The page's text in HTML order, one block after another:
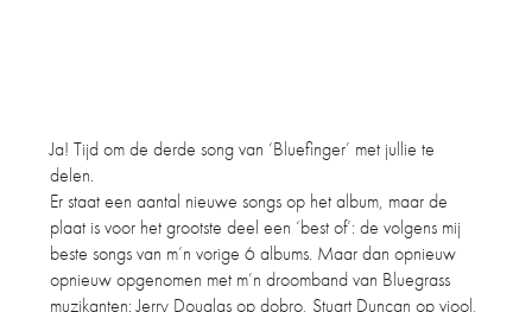
Ja! Tijd om de derde song van ‘Bluefinger’ met jullie te
delen.
Er staat een aantal nieuwe songs op het album, maar de
plaat is voor het grootste deel een ‘best of’: de volgens mij
beste songs van m’n vorige 6 albums. Maar dan opnieuw
opnieuw opgenomen met m’n droomband van Bluegrass
muzikanten: Jerry Douglas op dobro, Stuart Duncan op viool,